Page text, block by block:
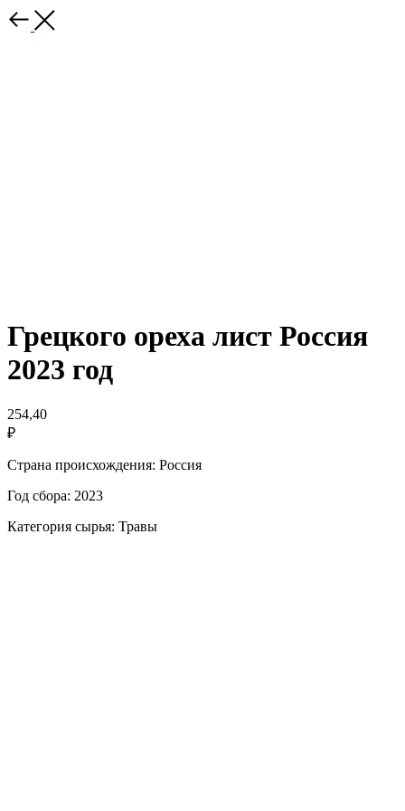
Грецкого ореха лист Россия
2023 год
254,40
₽
Страна происхождения: Россия
Год сбора: 2023
Категория сырья: Травы